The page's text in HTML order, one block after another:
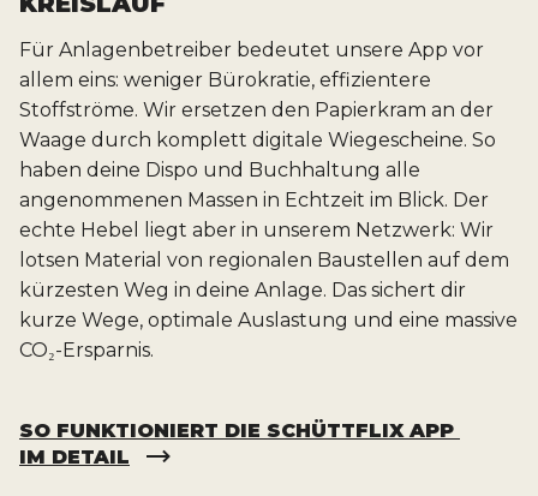
Für Anlagenbetreiber bedeutet unsere App vor
allem eins: weniger Bürokratie, effizientere
Stoffströme. Wir ersetzen den Papierkram an der
Waage durch komplett digitale Wiegescheine. So
haben deine Dispo und Buchhaltung alle
angenommenen Massen in Echtzeit im Blick. Der
echte Hebel liegt aber in unserem Netzwerk: Wir
lotsen Material von regionalen Baustellen auf dem
kürzesten Weg in deine Anlage. Das sichert dir
kurze Wege, optimale Auslastung und eine massive
CO₂-Ersparnis.
SO FUNKTIONIERT DIE SCHÜTTFLIX APP
IM DETAIL